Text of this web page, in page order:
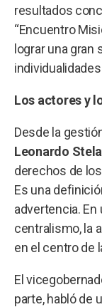
resultados
“Encuentro
lograr una
Los actores y
Desde la
Leonardo
derechos de
Es una
advertencia.
centralismo, la
en el centro de
El
parte, habló de